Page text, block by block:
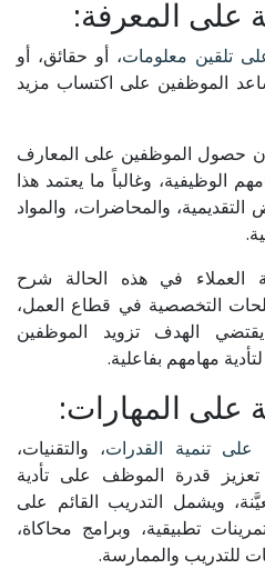
تلقين معلومات، أو حقائق، أو
الموظفين على اكتساب مزيد
حصول الموظفين على المعارف
الوظيفية، وغالباً ما يعتمد هذا
والمحاضرات، والمواد
العملاء في هذه الحالة شرح
التخصصية في قطاع العمل،
يقتضي الهدف تزويد الموظفين
مهامهم بفاعلية.
تنمية القدرات، والتقنيات،
قدرة الموظف على تأدية
ويشمل التدريب القائم على
تطبيقية، وبرامج محاكاة،
للتدريب والممارسة.